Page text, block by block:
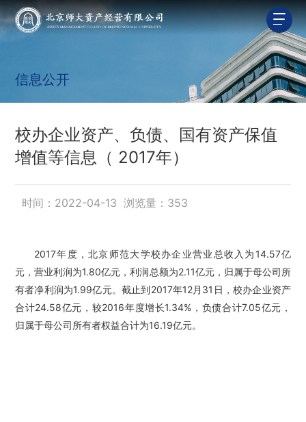
信息公开
校办企业资产、负债、国有资产保值
增值等信息（ 2017年）
时间：2022-04-13 浏览量： 353
2017年度，北京师范大学校办企业营业总收入为14.57亿
元，营业利润为1.80亿元，利润总额为2.11亿元，归属于母公司所
有者净利润为1.99亿元。截止到2017年12月31日，校办企业资产
合计24.58亿元，较2016年度增长1.34%，负债合计7.05亿元，
归属于母公司所有者权益合计为16.19亿元。